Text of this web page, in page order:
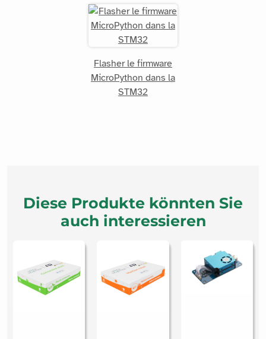
Flasher le firmware
MicroPython dans la
STM32
Diese Produkte könnten Sie
auch interessieren